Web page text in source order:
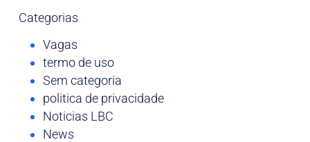
Categorias
Vagas
termo de uso
Sem categoria
politica de privacidade
Noticias LBC
News